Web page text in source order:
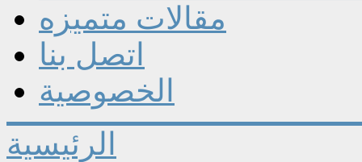
مقالات متميزه
اتصل بنا
الخصوصية
الرئيسية